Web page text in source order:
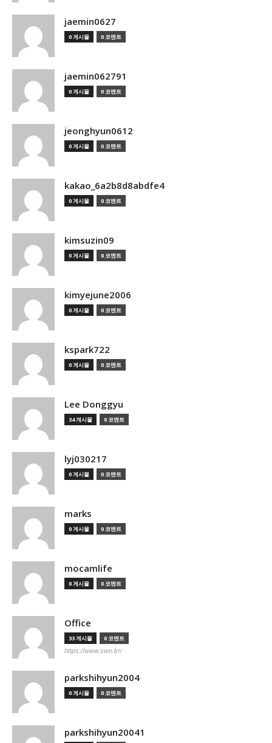
jaemin0627
0 게시물 0 코멘트
jaemin062791
0 게시물 0 코멘트
jeonghyun0612
0 게시물 0 코멘트
kakao_6a2b8d8abdfe4
0 게시물 0 코멘트
kimsuzin09
0 게시물 0 코멘트
kimyejune2006
0 게시물 0 코멘트
kspark722
0 게시물 0 코멘트
Lee Donggyu
34 게시물 0 코멘트
lyj030217
0 게시물 0 코멘트
marks
0 게시물 0 코멘트
mocamlife
0 게시물 0 코멘트
Office
33 게시물 0 코멘트
https://www.swn.kr/
parkshihyun2004
0 게시물 0 코멘트
parkshihyun20041